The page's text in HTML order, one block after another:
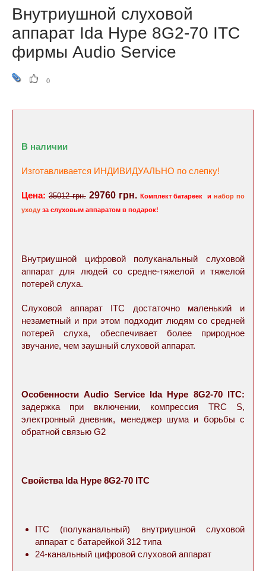
Внутриушной слуховой
аппарат Ida Hype 8G2-70 ITC
фирмы Audio Service
0
В наличии
Изготавливается ИНДИВИДУАЛЬНО по слепку!
Цена: 35012 грн. 29760 грн. Комплект батареек инабор по
уходу за слуховым аппаратом в подарок!
Внутриушной цифровой полуканальный слуховой
аппарат для людей со средне-тяжелой и тяжелой
потерей слуха.
Слуховой аппарат ITC достаточно маленький и
незаметный и при этом подходит людям со средней
потерей слуха, обеспечивает более природное
звучание, чем заушный слуховой аппарат.
Особенности Audio Service Ida Hype 8G2-70 ITC:
задержка при включении, компрессия TRC S,
электронный дневник, менеджер шума и борьбы с
обратной связью G2
Свойства Ida Hype 8G2-70 ITC
ITC (полуканальный) внутриушной слуховой
аппарат с батарейкой 312 типа
24-канальный цифровой слуховой аппарат